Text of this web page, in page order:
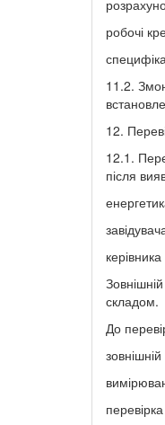
робочі
11.2.
12.
12.1.
після
складом.
До